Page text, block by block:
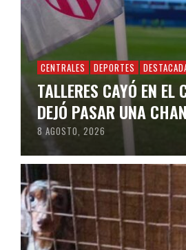
CENTRALES DEPORTES
TALLERES CAYÓ EN EL
DEJÓ PASAR UNA
8 AGOSTO, 2026